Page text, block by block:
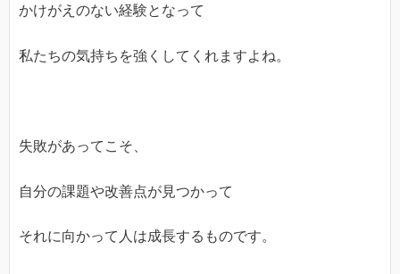
かけがえのない経験となって
私たちの気持ちを強くしてくれますよね。
失敗があってこそ、
自分の課題や改善点が見つかって
それに向かって人は成長するものです。